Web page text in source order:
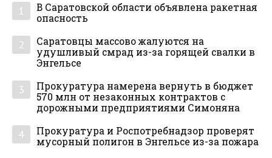
1
В Саратовской области объявлена ракетная
опасность
2
Саратовцы массово жалуются на
удушливый смрад из-за горящей свалки в
Энгельсе
3
Прокуратура намерена вернуть в бюджет
570 млн от незаконных контрактов с
дорожными предприятиями Симоняна
4
Прокуратура и Роспотребнадзор проверят
мусорный полигон в Энгельсе из-за пожара